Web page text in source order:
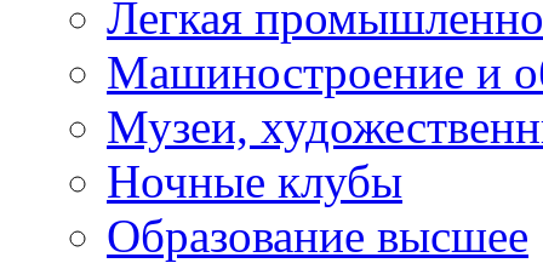
Легкая
Машиностроение и
Музеи,
Ночные клубы
Образование высшее